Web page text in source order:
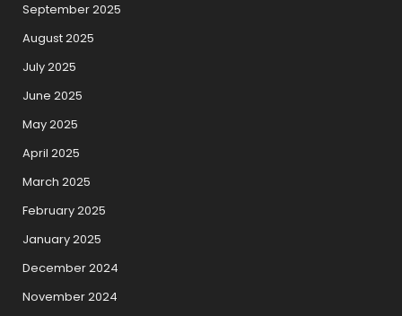
September 2025
August 2025
July 2025
June 2025
May 2025
April 2025
March 2025
February 2025
January 2025
December 2024
November 2024